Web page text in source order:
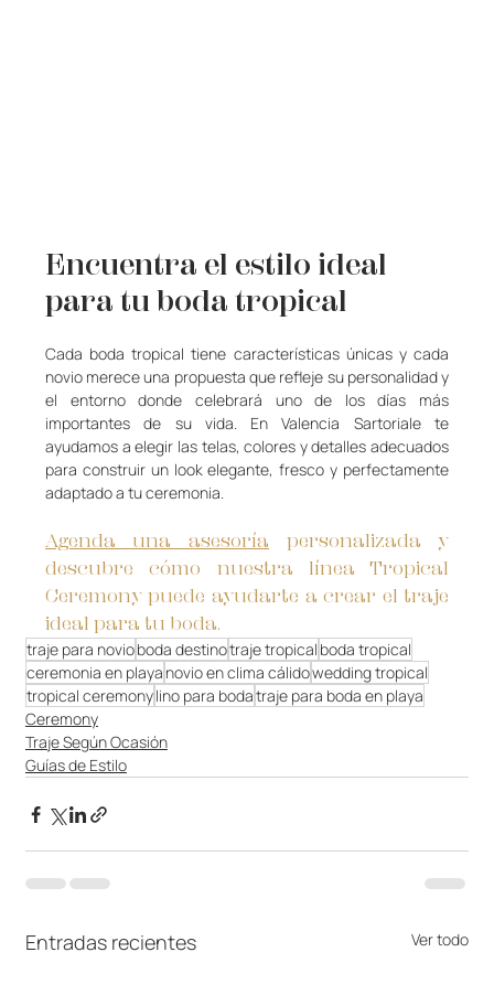
Encuentra el estilo ideal
para tu boda tropical
Cada boda tropical tiene características únicas y cada
novio merece una propuesta que refleje su personalidad y
el entorno donde celebrará uno de los días más
importantes de su vida. En Valencia Sartoriale te
ayudamos a elegir las telas, colores y detalles adecuados
para construir un look elegante, fresco y perfectamente
adaptado a tu ceremonia.
Agenda una asesoría personalizada y
descubre cómo nuestra línea Tropical
Ceremony puede ayudarte a crear el traje
ideal para tu boda.
traje para novioboda destinotraje tropical boda tropical
ceremonia en playa novio en clima cálidowedding tropical
tropical ceremonylino para bodatraje para boda en playa
Ceremony
Traje Según Ocasión
Guías de Estilo
Entradas recientes Ver todo